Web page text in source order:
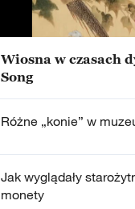
Wiosna w czasach
Song
Różne „konie” w
Jak wyglądały
monety